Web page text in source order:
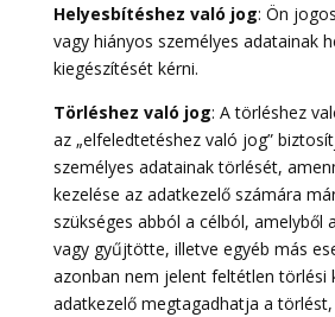
Helyesbítéshez való jog: Ön
vagy hiányos személyes adatainak
kiegészítését kérni.
Törléshez való jog: A törléshez
az „elfeledtetéshez való jog”
személyes adatainak törlését,
kezelése az adatkezelő számára
szükséges abból a célból, amelyből
vagy gyűjtötte, illetve egyéb más
azonban nem jelent feltétlen törlési
adatkezelő megtagadhatja a törlést,